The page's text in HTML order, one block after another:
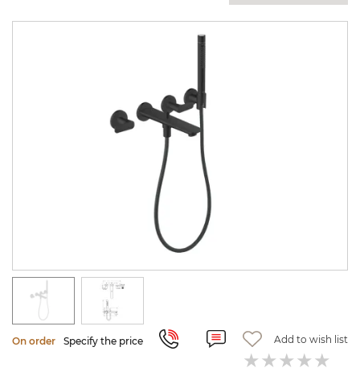
On order Specify the price Add to wish list